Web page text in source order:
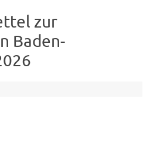
zur
Baden-